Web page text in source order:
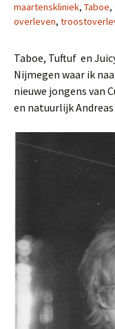
maartenskliniek, Taboe,
overleven,
Taboe, Tuftuf en
Nijmegen waar ik
nieuwe jongens van
en natuurlijk Andreas